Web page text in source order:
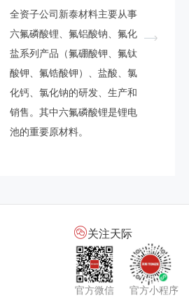
小家电市场的空白。
陶瓷电炖锅系列产品取得革命
性的突破，成功将我国具有千
年历史的健康陶瓷与现代先进
烹饪技术融合，让食物烹饪的
健康与营养的释放得到前所未
有的提升，开启了养生家电领
域的大门。
好炖锅，天际造！天际公司开
发独创的水密封陶瓷内胆，并
获得了高密封性炖盅专利技
术。天际隔水炖率先实现一锅
多胆，内胆可自由组合，同时
炖煮，一键搞定营养套餐组
合。让古老的隔水炖法焕发新
得了消费者的认可和市场的推
崇。
际”商标为驰名商标，获得了广
大客户的高度认同，在家电行
业领域拥有良好的企业形象及
市场竞争力。
市，简称：天际股份，股票代
码为：002759。公司实现跨越
式发展。
全资子公司新泰材料主要从事
六氟磷酸锂、氟铝酸钠、氟化
盐系列产品（氟硼酸钾、氟钛
酸钾、氟锆酸钾）、盐酸、氯
化钙、氯化钠的研发、生产和
销售。其中六氟磷酸锂是锂电
池的重要原材料。
年产能 10000 吨的六氟磷酸锂
扩产项目。
公司由原“广东天际电器股份有
限公司”，正式改名为“天际新
能源科技股份有限公司”。年产
30000吨六氟磷酸锂及其他重要
化工产品，为公司未来发展打
开新的空间。
吨
关注天际
官方微信 官方小程序